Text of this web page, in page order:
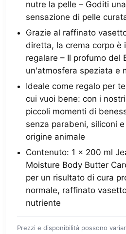
nutre la pelle – Goditi
sensazione di pelle
Grazie al raffinato
diretta, la crema corpo è
regalare – Il profumo del
un'atmosfera speziata e
Ideale come regalo per
cui vuoi bene: con i
piccoli momenti di
senza parabeni, siliconi
origine animale
Contenuto: 1 x 200 ml
Moisture Body Butter
per un risultato di cura
normale, raffinato
nutriente
Prezzi e disponibilità possono